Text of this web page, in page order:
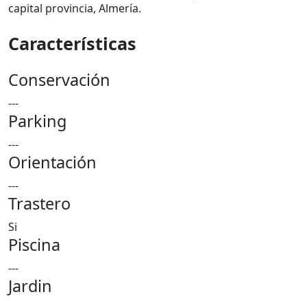
capital provincia, Almería.
Características
Conservación
---
Parking
---
Orientación
---
Trastero
Si
Piscina
---
Jardin